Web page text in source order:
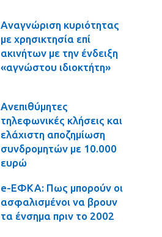
Αναγνώριση κυριότητας
με χρησικτησία επί
ακινήτων με την ένδειξη
«αγνώστου ιδιοκτήτη»
Ανεπιθύμητες
τηλεφωνικές κλήσεις και
ελάχιστη αποζημίωση
συνδρομητών με 10.000
ευρώ
e-ΕΦΚΑ: Πως μπορούν οι
ασφαλισμένοι να βρουν
τα ένσημα πριν το 2002